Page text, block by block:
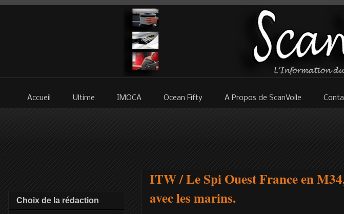
Accueil Ultime IMOCA Ocean Fifty A Propos de ScanVoile
ITW / Le Spi Ouest France en
avec les marins.
Choix de la rédaction